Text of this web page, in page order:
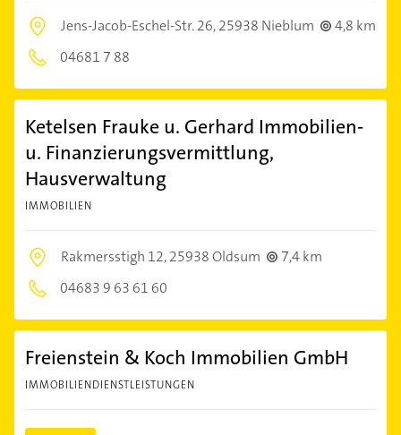
Jens-Jacob-Eschel-Str. 26,25938 Nieblum
4,8 km
04681 7 88
Ketelsen Frauke u. Gerhard Immobilien-
u. Finanzierungsvermittlung,
Hausverwaltung
IMMOBILIEN
Rakmersstigh 12,25938 Oldsum
7,4 km
04683 9 63 61 60
Freienstein & Koch Immobilien GmbH
IMMOBILIENDIENSTLEISTUNGEN